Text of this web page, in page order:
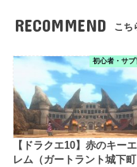
RECOMMEND こち
初心者・サブ
【ドラクエ10】赤のキー
レム（ガートラント城下